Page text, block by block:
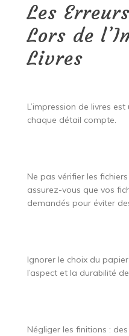
Les
Lors de
Livres
L’impression de livres
chaque détail compte.
Ne pas vérifier les
assurez-vous que vos
demandés pour éviter
Ignorer le choix du
l’aspect et la durabilité
Négliger les finitions :